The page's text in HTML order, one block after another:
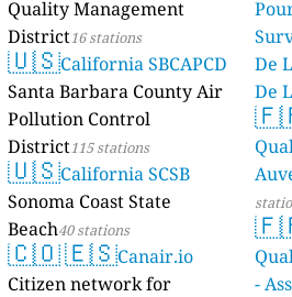
Quality Management
District16 stations
🇺🇸California SBCAPCD
Santa Barbara County Air
Pollution Control
District115 stations
🇺🇸California SCSB
Sonoma Coast State
Beach40 stations
🇨🇴🇪🇸Canair.io
Citizen network for
De
De
-